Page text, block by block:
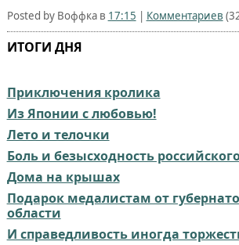
Posted by Воффка в 17:15 | Комментариев
ИТОГИ ДНЯ
Приключения кролика
Из Японии с любовью!
Лето и телочки
Боль и безысходность
Дома на крышах
Подарок медалистам от
области
И справедливость иногда